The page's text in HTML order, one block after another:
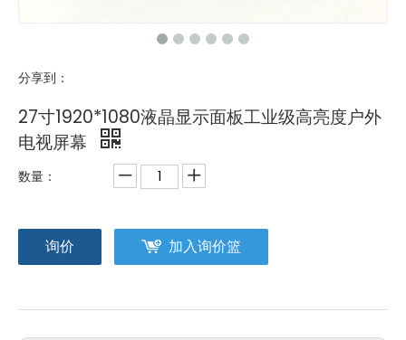
分享到：
27寸1920*1080液晶显示面板工业级高亮度户外
电视屏幕
数量：
询价 加入询价篮